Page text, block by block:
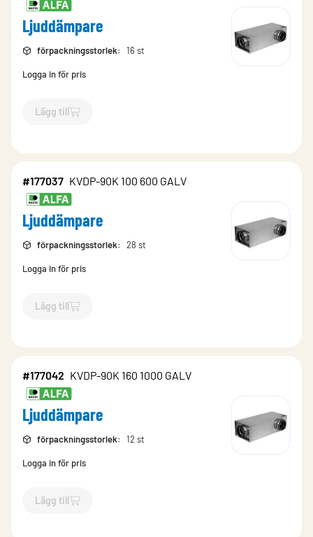
Ljuddämpare
förpackningsstorlek: 16 st
Logga in för pris
Lägg till
`$Lägg till
#177037 KVDP-90K 100 600 GALV
Ljuddämpare
förpackningsstorlek: 28 st
Logga in för pris
Lägg till
`$Lägg till
#177042 KVDP-90K 160 1000 GALV
Ljuddämpare
förpackningsstorlek: 12 st
Logga in för pris
Lägg till
`$Lägg till